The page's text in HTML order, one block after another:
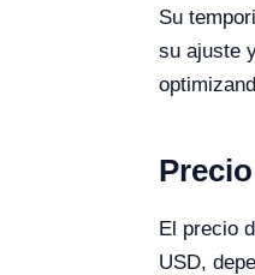
Su
su ajuste
El precio
USD,